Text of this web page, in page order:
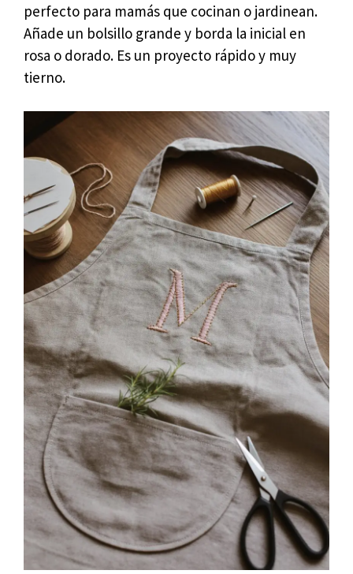
perfecto para mamás que cocinan o jardinean.
Añade un bolsillo grande y borda la inicial en
rosa o dorado. Es un proyecto rápido y muy
tierno.